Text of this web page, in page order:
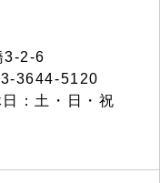
3-2-6
3644-5120
：土・日・祝